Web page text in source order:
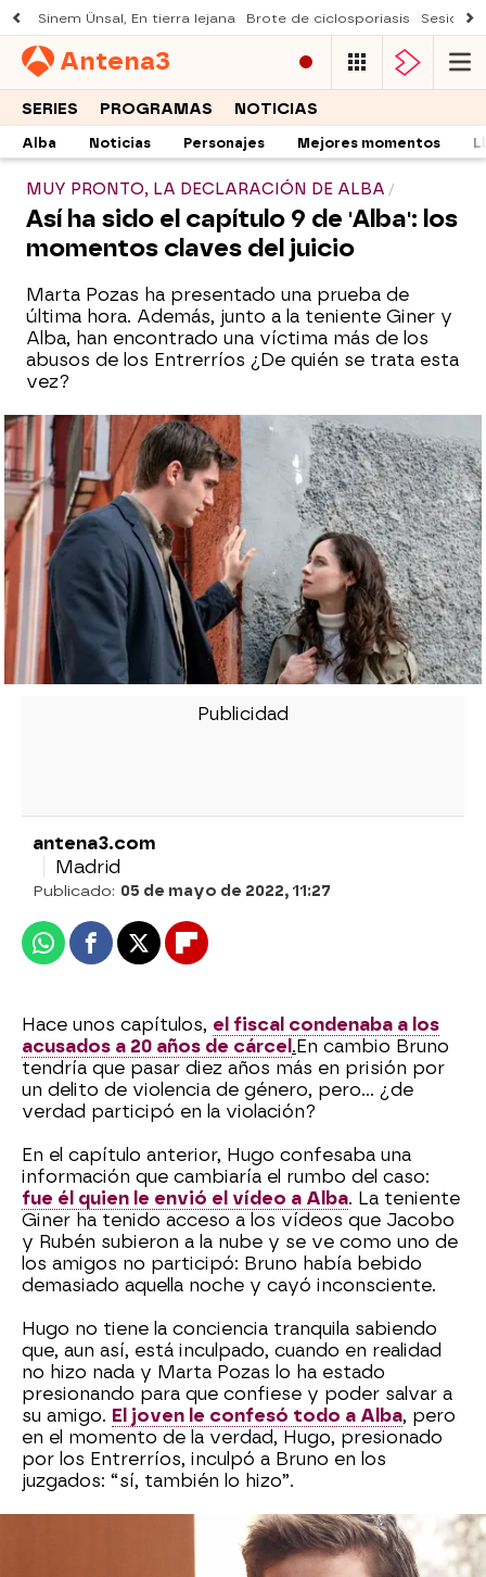
Sinem Ünsal, En tierra lejana Brote de ciclosporiasis Sesión
Antena3
SERIES PROGRAMAS NOTICIAS
Alba Noticias Personajes Mejores momentos
MUY PRONTO, LA DECLARACIÓN DE ALBA
Así ha sido el capítulo 9 de 'Alba': los
momentos claves del juicio
Marta Pozas ha presentado una prueba de
última hora. Además, junto a la teniente Giner y
Alba, han encontrado una víctima más de los
abusos de los Entrerríos ¿De quién se trata esta
vez?
antena3.com
Madrid
Publicado: 05 de mayo de 2022, 11:27
WhatsappFacebook
X Flipboard
Hace unos capítulos, el fiscal condenaba a los
acusados a 20 años de cárcel .En cambio Bruno
tendría que pasar diez años más en prisión por
un delito de violencia de género, pero… ¿de
verdad participó en la violación?
En el capítulo anterior, Hugo confesaba una
información que cambiaría el rumbo del caso:
fue él quien le envió el vídeo a Alba. La teniente
Giner ha tenido acceso a los vídeos que Jacobo
y Rubén subieron a la nube y se ve como uno de
los amigos no participó: Bruno había bebido
demasiado aquella noche y cayó inconsciente.
Hugo no tiene la conciencia tranquila sabiendo
que, aun así, está inculpado, cuando en realidad
no hizo nada y Marta Pozas lo ha estado
presionando para que confiese y poder salvar a
su amigo. El joven le confesó todo a Alba, pero
en el momento de la verdad, Hugo, presionado
por los Entrerríos, inculpó a Bruno en los
juzgados: “sí, también lo hizo”.
Así ha sido el noveno capítulo de 'Alba'